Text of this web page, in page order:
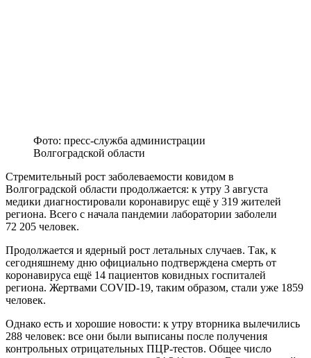
Фото: пресс-служба администрации
Волгоградской области
Стремительный рост заболеваемости ковидом в
Волгоградской области продолжается: к утру 3 августа
медики диагностировали коронавирус ещё у 319 жителей
региона. Всего с начала пандемии лаборатории заболели
72 205 человек.
Продолжается и ядерный рост летальных случаев. Так, к
сегодняшнему дню официально подтверждена смерть от
коронавируса ещё 14 пациентов ковидных госпиталей
региона. Жертвами COVID-19, таким образом, стали уже 1859
человек.
Однако есть и хорошие новости: к утру вторника вылечились
288 человек: все они были выписаны после получения
контрольных отрицательных ПЦР-тестов. Общее число